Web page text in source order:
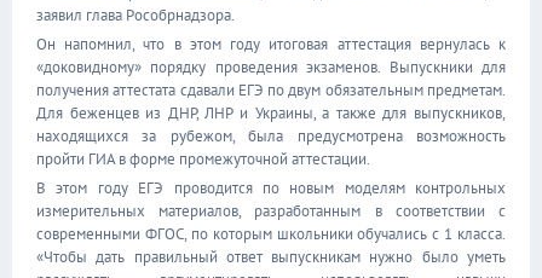
заявил глава Рособрнадзора.
Он напомнил, что в этом году итоговая аттестация вернулась к
«доковидному» порядку проведения экзаменов. Выпускники для
получения аттестата сдавали ЕГЭ по двум обязательным предметам.
Для беженцев из ДНР, ЛНР и Украины, а также для выпускников,
находящихся за рубежом, была предусмотрена возможность
пройти ГИА в форме промежуточной аттестации.
В этом году ЕГЭ проводится по новым моделям контрольных
измерительных материалов, разработанным в соответствии с
современными ФГОС, по которым школьники обучались с 1 класса.
«Чтобы дать правильный ответ выпускникам нужно было уметь